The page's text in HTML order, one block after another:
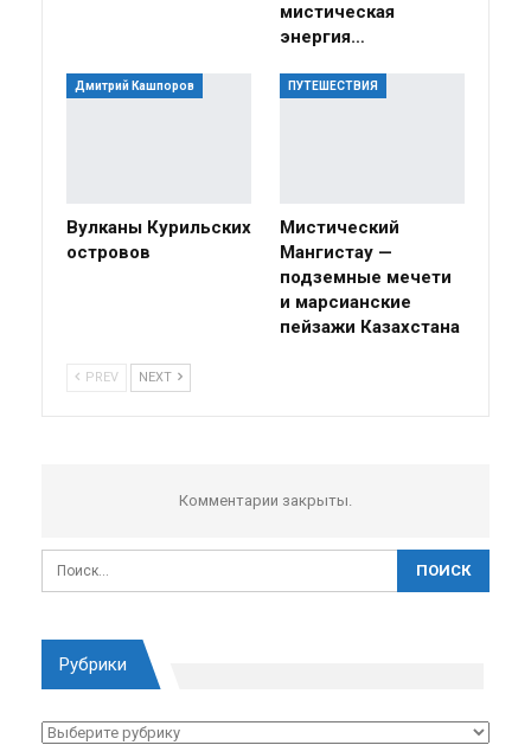
мистическая
энергия…
Дмитрий Кашпоров
Вулканы Курильских
островов
ПУТЕШЕСТВИЯ
Мистический
Мангистау —
подземные мечети
и марсианские
пейзажи Казахстана
PREV NEXT
Комментарии закрыты.
Рубрики
Рубрики